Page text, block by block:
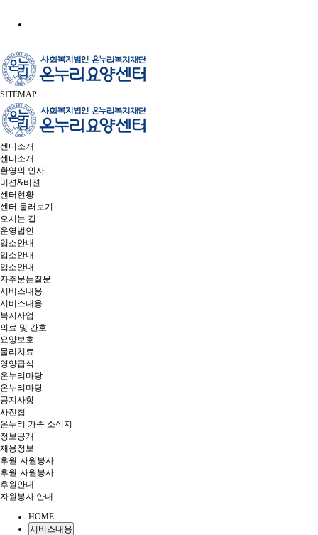
SITEMAP
센터소개
센터소개
환영의 인사
미션&비젼
센터현황
센터 둘러보기
오시는 길
운영법인
입소안내
입소안내
입소안내
자주묻는질문
서비스내용
서비스내용
복지사업
의료 및 간호
요양보호
물리치료
영양급식
온누리마당
온누리마당
공지사항
사진첩
온누리 가족 소식지
정보공개
채용정보
후원·자원봉사
후원·자원봉사
후원안내
자원봉사 안내
HOME
서비스내용